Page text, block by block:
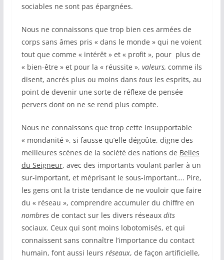
sociables ne sont pas épargnées.
Nous ne connaissons que trop bien ces armées de
corps sans âmes pris « dans le monde » qui ne voient
tout que comme « intérêt » et « profit », pour plus de
« bien-être » et pour la « réussite », valeurs, comme ils
disent, ancrés plus ou moins dans tousles esprits, au
point de devenir une sorte de réflexe de pensée
pervers dont on ne se rend plus compte.
Nous ne connaissons que trop cette insupportable
« mondanité », si fausse qu’elle dégoûte, digne des
meilleures scènes de la société des nations de Belles
du Seigneur, avec des importants voulant parler à un
sur-important, et méprisant le sous-important…. Pire,
les gens ont la triste tendance de ne vouloir que faire
du « réseau », comprendre accumuler du chiffre en
nombresde contact sur les divers réseaux dits
sociaux. Ceux qui sont moins lobotomisés, et qui
connaissent sans connaître l’importance du contact
humain, font aussi leurs réseaux, de façon artificielle,